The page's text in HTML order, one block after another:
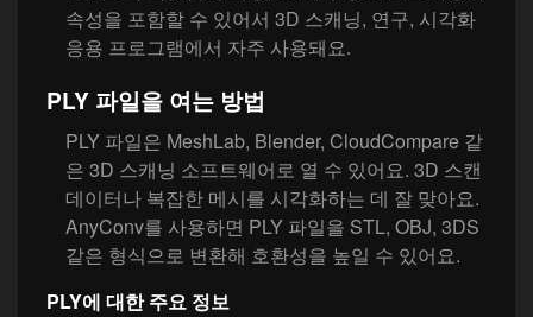
속성을 포함할 수 있어서 3D 스캐닝, 연구, 시각화
응용 프로그램에서 자주 사용돼요.
PLY 파일을 여는 방법
PLY 파일은 MeshLab, Blender, CloudCompare 같
은 3D 스캐닝 소프트웨어로 열 수 있어요. 3D 스캔
데이터나 복잡한 메시를 시각화하는 데 잘 맞아요.
AnyConv를 사용하면 PLY 파일을 STL, OBJ, 3DS
같은 형식으로 변환해 호환성을 높일 수 있어요.
PLY에 대한 주요 정보